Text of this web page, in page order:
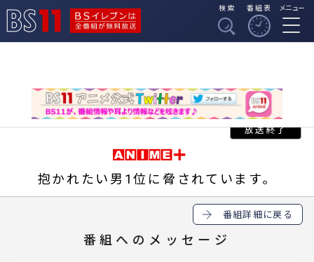
BSイレブンは全番組
検索 番組表 メニュー
抱かれたい男1位に脅されています。
番組詳細に戻る
番組へのメッセージ